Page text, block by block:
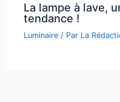
La lampe à lave,
tendance !
Luminaire / Par La